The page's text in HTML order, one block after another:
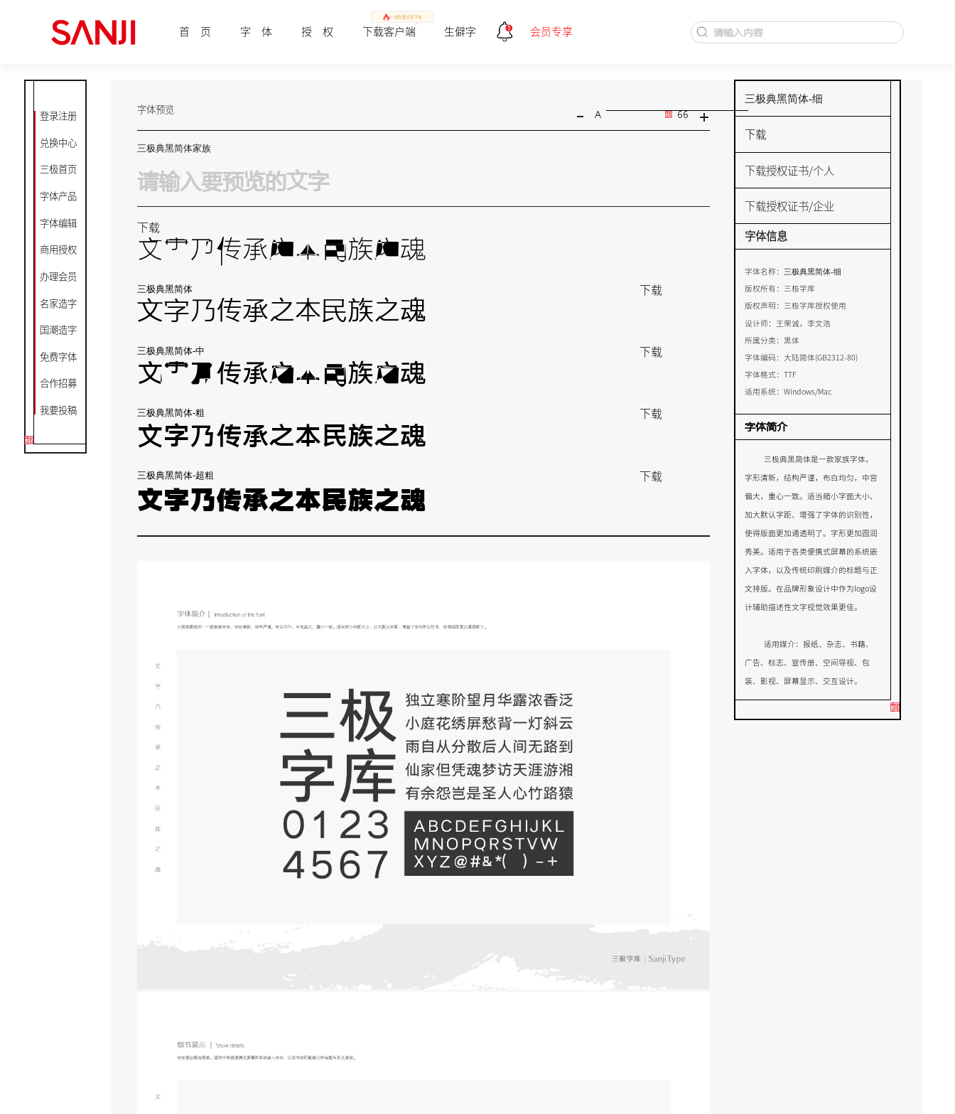
首 页 字 体 授 权
一健免费试用字体
下载客户端 生僻字 会员专享
登录注册
兑换中心
三极首页
字体产品
字体编辑
商用授权
办理会员
名家造字
国潮造字
免费字体
合作招募
我要投稿
字体预览 - A 66 +
三极典黑简体家族
下载
文字乃传承之本民族之魂
三极典黑简体 下载
文字乃传承之本民族之魂
三极典黑简体-中 下载
文字乃传承之本民族之魂
三极典黑简体-粗 下载
文字乃传承之本民族之魂
三极典黑简体-超粗 下载
文字乃传承之本民族之魂
三极典黑简体-细
下载
下载授权证书/个人
下载授权证书/企业
字体信息
字体名称： 三极典黑简体-细
版权所有： 三极字库
版权声明： 三极字库授权使用
设计师： 王荣诚，李文浩
所属分类： 黑体
字体编码：大陆简体(GB2312-80)
字体格式：TTF
适用系统：Windows/Mac
字体简介
三极典黑简体是一款家族字体，
字形清新，结构严谨，布白均匀，中宫
偏大，重心一致。适当缩小字面大小、
加大默认字距、增强了字体的识别性，
使得版面更加通透明了。字形更加圆润
秀美。适用于各类便携式屏幕的系统嵌
入字体，以及传统印刷媒介的标题与正
文排版。在品牌形象设计中作为 logo设
计辅助描述性文字视觉效果更佳。
适用媒介：报纸、杂志、书籍、
广告、标志、宣传册、空间导视、包
装、影视、屏幕显示、交互设计。